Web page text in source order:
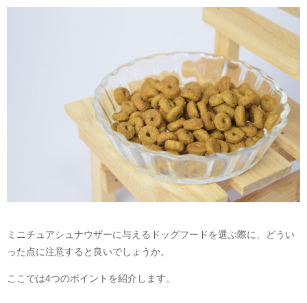
ミニチュアシュナウザーに与えるドッグフードを選ぶ際に、どうい
った点に注意すると良いでしょうか。
ここでは4つのポイントを紹介します。